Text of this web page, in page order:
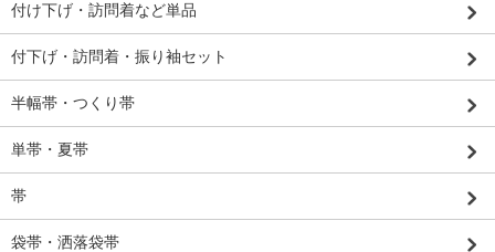
付け下げ・訪問着など単品
付下げ・訪問着・振り袖セット
半幅帯・つくり帯
単帯・夏帯
帯
袋帯・洒落袋帯